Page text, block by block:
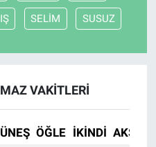
SELİM SUSUZ
VAKITLERI
ÖĞLE İKINDI AKŞAM